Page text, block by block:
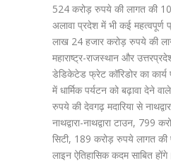
524 करोड़ रुपये की लागत की
अलावा प्रदेश में भी कई
लाख 24 हजार करोड़ रुपये की
महाराष्ट्र-राजस्थान और
डेडिकेटेड फ्रेट कॉरिडोर का कार्य
में धार्मिक पर्यटन को बढ़ावा देने
रुपये की देवगढ़ मदारिया से
नाथद्वारा-नाथद्वारा टाउन, 799
सिटी, 189 करोड़ रुपये लागत की
लाइन ऐतिहासिक कदम साबित